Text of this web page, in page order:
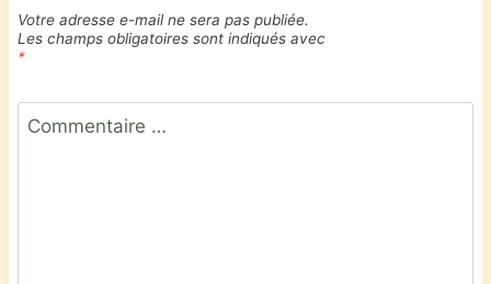
Votre adresse e-mail ne sera pas publiée.
Les champs obligatoires sont indiqués avec
*
Commentaire
*